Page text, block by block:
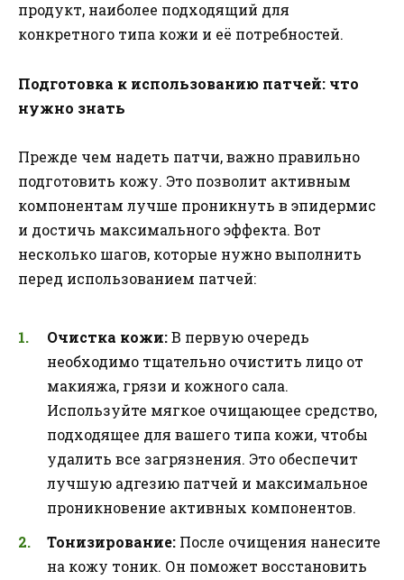
продукт, наиболее подходящий для
конкретного типа кожи и её потребностей.
Подготовка к использованию патчей: что
нужно знать
Прежде чем надеть патчи, важно правильно
подготовить кожу. Это позволит активным
компонентам лучше проникнуть в эпидермис
и достичь максимального эффекта. Вот
несколько шагов, которые нужно выполнить
перед использованием патчей:
Очистка кожи:В первую очередь
необходимо тщательно очистить лицо от
макияжа, грязи и кожного сала.
Используйте мягкое очищающее средство,
подходящее для вашего типа кожи, чтобы
удалить все загрязнения. Это обеспечит
лучшую адгезию патчей и максимальное
проникновение активных компонентов.
Тонизирование: После очищения нанесите
на кожу тоник. Он поможет восстановить